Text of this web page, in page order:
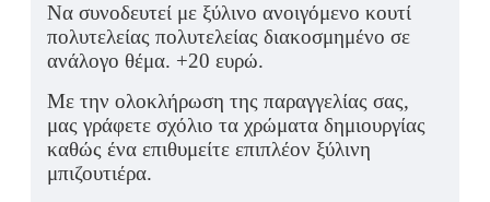
Να συνοδευτεί με ξύλινο ανοιγόμενο κουτί
πολυτελείας πολυτελείας διακοσμημένο σε
ανάλογο θέμα. +20 ευρώ.
Με την ολοκλήρωση της παραγγελίας σας,
μας γράφετε σχόλιο τα χρώματα δημιουργίας
καθώς ένα επιθυμείτε επιπλέον ξύλινη
μπιζουτιέρα.